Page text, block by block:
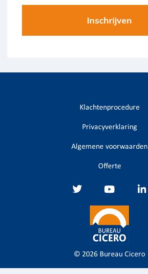
© 2026 Bureau Cicero
Klachtenprocedure
Privacyverklaring
Algemene voorwaarden
Offerte